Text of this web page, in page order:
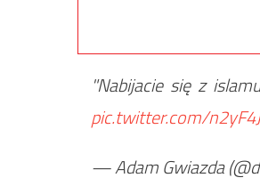
"Nabijacie się z
pic.twitter.com/
— Adam Gwiazda